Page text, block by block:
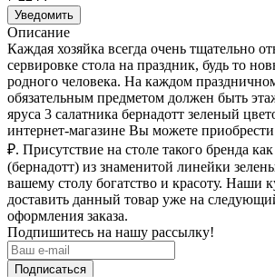
Уведомить
Описание
Каждая хозяйка всегда очень тщательно
сервировке стола на праздник, будь то
родного человека. На каждом
обязательным предметом должен быть
яруса 3 салатника бернадотт зеленый
интернет-магазине Вы можете приобрести
₽. Присутствие на столе такого бренда
(бернадотт) из знаменитой линейки
вашему столу богатство и красоту. Наши
доставить данный товар уже на
оформления заказа.
Подпишитесь на нашу рассылку!
Подписаться